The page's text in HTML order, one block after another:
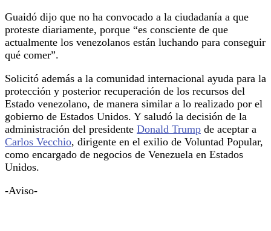
Guaidó dijo que no ha convocado a la ciudadanía a que
proteste diariamente, porque “es consciente de que
actualmente los venezolanos están luchando para conseguir
qué comer”.
Solicitó además a la comunidad internacional ayuda para la
protección y posterior recuperación de los recursos del
Estado venezolano, de manera similar a lo realizado por el
gobierno de Estados Unidos. Y saludó la decisión de la
administración del presidente Donald Trump de aceptar a
Carlos Vecchio, dirigente en el exilio de Voluntad Popular,
como encargado de negocios de Venezuela en Estados
Unidos.
-Aviso-